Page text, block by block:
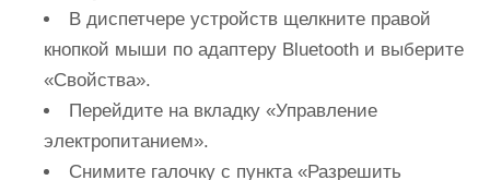
В диспетчере устройств щелкните правой
кнопкой мыши по адаптеру Bluetooth и выберите
«Свойства».
Перейдите на вкладку «Управление
электропитанием».
Снимите галочку с пункта «Разрешить